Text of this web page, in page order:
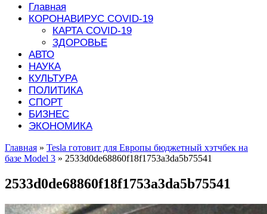
Главная
КОРОНАВИРУС COVID-19
КАРТА COVID-19
ЗДОРОВЬЕ
АВТО
НАУКА
КУЛЬТУРА
ПОЛИТИКА
СПОРТ
БИЗНЕС
ЭКОНОМИКА
Главная » Tesla готовит для Европы бюджетный хэтчбек на
базе Model 3 » 2533d0de68860f18f1753a3da5b75541
2533d0de68860f18f1753a3da5b75541